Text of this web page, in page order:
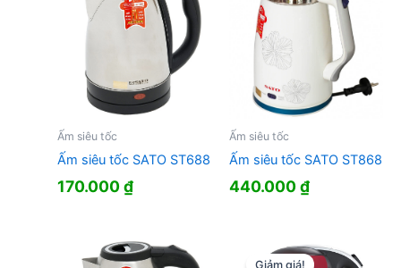
Ấm siêu tốc
Ấm siêu tốc SATO ST688
170.000₫
Ấm siêu tốc
Ấm siêu tốc SATO ST868
440.000₫
Giảm giá!